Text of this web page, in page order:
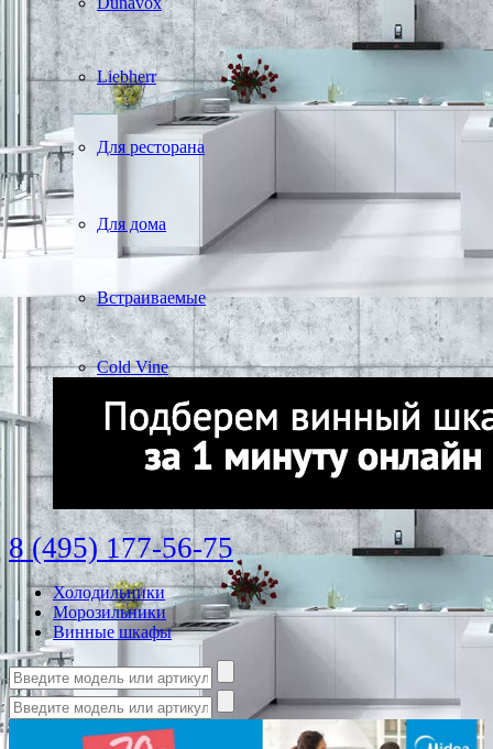
Liebherr
Для ресторана
Для дома
Встраиваемые
Cold Vine
8 (495) 177-56-75
Холодильники
Морозильники
Винные шкафы